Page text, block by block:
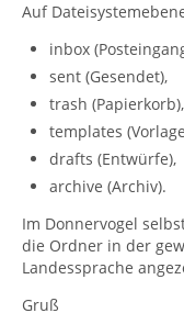
Auf
inbox
sent (Gesendet),
trash (Papierkorb),
templates
drafts (Entwürfe),
archive (Archiv).
Im Donnervogel
die Ordner in der
Landessprache
Gruß